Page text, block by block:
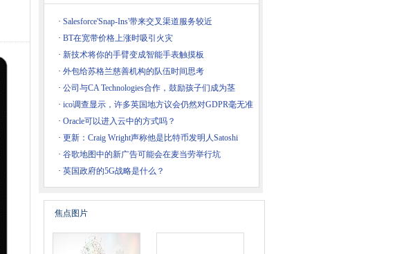
· Salesforce'Snap-Ins'带来交叉渠道服务较近
· BT在宽带价格上涨时吸引火灾
· 新技术将你的手臂变成智能手表触摸板
· 外包给苏格兰慈善机构的队伍时间思考
· 公司与CA Technologies合作，鼓励孩子们成为茎
· ico调查显示，许多英国地方议会仍然对GDPR毫无准
备
· Oracle可以进入云中的方式吗？
· 更新：Craig Wright声称他是比特币发明人Satoshi
Nakamoto
· 谷歌地图中的新广告可能会在麦当劳举行坑
· 英国政府的5G战略是什么？
焦点图片